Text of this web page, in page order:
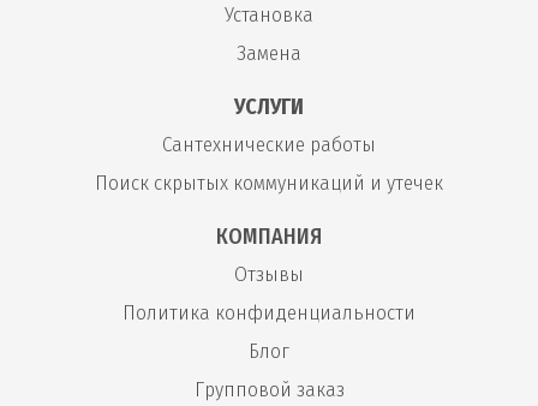
Установка
Замена
УСЛУГИ
Сантехнические работы
Поиск скрытых коммуникаций и утечек
КОМПАНИЯ
Отзывы
Политика конфиденциальности
Блог
Групповой заказ